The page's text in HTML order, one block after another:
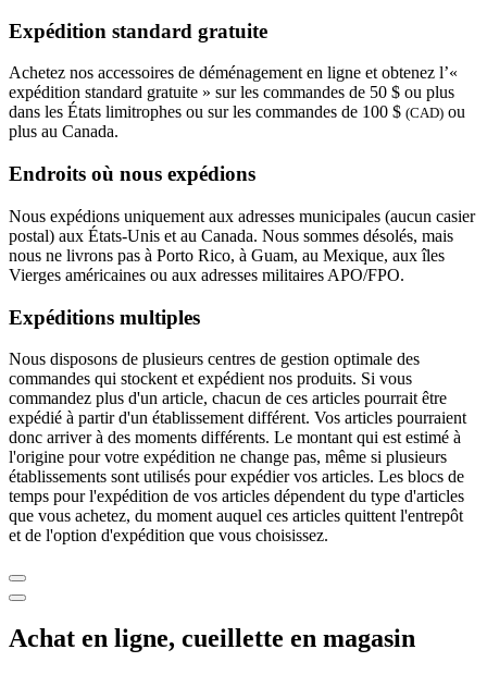
Expédition standard gratuite
Achetez nos accessoires de déménagement en ligne et obtenez l’«
expédition standard gratuite » sur les commandes de 50 $ ou plus
dans les États limitrophes ou sur les commandes de 100 $ (CAD) ou
plus au Canada.
Endroits où nous expédions
Nous expédions uniquement aux adresses municipales (aucun casier
postal) aux États-Unis et au Canada. Nous sommes désolés, mais
nous ne livrons pas à Porto Rico, à Guam, au Mexique, aux îles
Vierges américaines ou aux adresses militaires APO/FPO.
Expéditions multiples
Nous disposons de plusieurs centres de gestion optimale des
commandes qui stockent et expédient nos produits. Si vous
commandez plus d'un article, chacun de ces articles pourrait être
expédié à partir d'un établissement différent. Vos articles pourraient
donc arriver à des moments différents. Le montant qui est estimé à
l'origine pour votre expédition ne change pas, même si plusieurs
établissements sont utilisés pour expédier vos articles. Les blocs de
temps pour l'expédition de vos articles dépendent du type d'articles
que vous achetez, du moment auquel ces articles quittent l'entrepôt
et de l'option d'expédition que vous choisissez.
Achat en ligne, cueillette en magasin